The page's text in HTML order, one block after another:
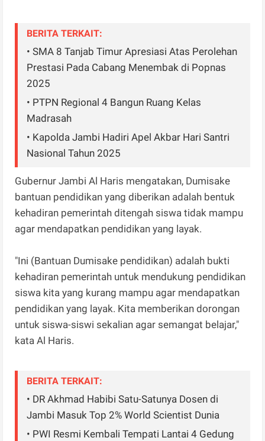
BERITA TERKAIT:
• SMA 8 Tanjab Timur Apresiasi Atas Perolehan
Prestasi Pada Cabang Menembak di Popnas
2025
• PTPN Regional 4 Bangun Ruang Kelas
Madrasah
• Kapolda Jambi Hadiri Apel Akbar Hari Santri
Nasional Tahun 2025
Gubernur Jambi Al Haris mengatakan, Dumisake
bantuan pendidikan yang diberikan adalah bentuk
kehadiran pemerintah ditengah siswa tidak mampu
agar mendapatkan pendidikan yang layak.
"Ini (Bantuan Dumisake pendidikan) adalah bukti
kehadiran pemerintah untuk mendukung pendidikan
siswa kita yang kurang mampu agar mendapatkan
pendidikan yang layak. Kita memberikan dorongan
untuk siswa-siswi sekalian agar semangat belajar,"
kata Al Haris.
BERITA TERKAIT:
• DR Akhmad Habibi Satu-Satunya Dosen di
Jambi Masuk Top 2% World Scientist Dunia
• PWI Resmi Kembali Tempati Lantai 4 Gedung